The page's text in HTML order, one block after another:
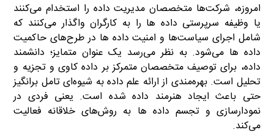
امروزه، شرکت‌ها متخصصان مدیریت داده را استخدام می‌کنند
یا وظیفه سرپرستی داده ها را به کارگران واگذار می‌کنند که
شامل اجرای سیاست‌ها و امنیت داده ها در طرح‌های حاکمیت
داده ها می‌شود. به نظر می‌رسد یک عنوان متمایز؛ دانشمند
داده، برای توصیف متخصصان متمرکز بر داده کاوی و تجزیه و
تحلیل است. بهره‌مندی از ارائه علم داده به شیوه‌ای تامل برانگیز
حتی باعث ایجاد هنرمند داده شده است. یعنی فردی در
نمودارسازی و تجسم داده ها به روش‌های خلاقانه فعالیت
می‌کند.